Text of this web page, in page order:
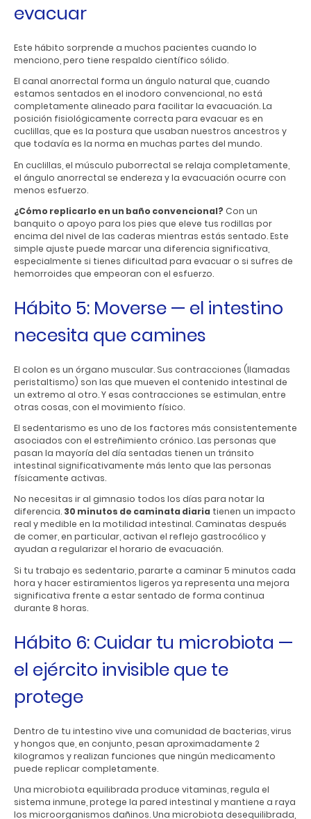
evacuar
Este hábito sorprende a muchos pacientes cuando lo
menciono, pero tiene respaldo científico sólido.
El canal anorrectal forma un ángulo natural que, cuando
estamos sentados en el inodoro convencional, no está
completamente alineado para facilitar la evacuación. La
posición fisiológicamente correcta para evacuar es en
cuclillas, que es la postura que usaban nuestros ancestros y
que todavía es la norma en muchas partes del mundo.
En cuclillas, el músculo puborrectal se relaja completamente,
el ángulo anorrectal se endereza y la evacuación ocurre con
menos esfuerzo.
¿Cómo replicarlo en un baño convencional? Con un
banquito o apoyo para los pies que eleve tus rodillas por
encima del nivel de las caderas mientras estás sentado. Este
simple ajuste puede marcar una diferencia significativa,
especialmente si tienes dificultad para evacuar o si sufres de
hemorroides que empeoran con el esfuerzo.
Hábito 5: Moverse — el intestino
necesita que camines
El colon es un órgano muscular. Sus contracciones (llamadas
peristaltismo) son las que mueven el contenido intestinal de
un extremo al otro. Y esas contracciones se estimulan, entre
otras cosas, con el movimiento físico.
El sedentarismo es uno de los factores más consistentemente
asociados con el estreñimiento crónico. Las personas que
pasan la mayoría del día sentadas tienen un tránsito
intestinal significativamente más lento que las personas
físicamente activas.
No necesitas ir al gimnasio todos los días para notar la
diferencia. 30 minutos de caminata diaria tienen un impacto
real y medible en la motilidad intestinal. Caminatas después
de comer, en particular, activan el reflejo gastrocólico y
ayudan a regularizar el horario de evacuación.
Si tu trabajo es sedentario, pararte a caminar 5 minutos cada
hora y hacer estiramientos ligeros ya representa una mejora
significativa frente a estar sentado de forma continua
durante 8 horas.
Hábito 6: Cuidar tu microbiota —
el ejército invisible que te
protege
Dentro de tu intestino vive una comunidad de bacterias, virus
y hongos que, en conjunto, pesan aproximadamente 2
kilogramos y realizan funciones que ningún medicamento
puede replicar completamente.
Una microbiota equilibrada produce vitaminas, regula el
sistema inmune, protege la pared intestinal y mantiene a raya
los microorganismos dañinos. Una microbiota desequilibrada,